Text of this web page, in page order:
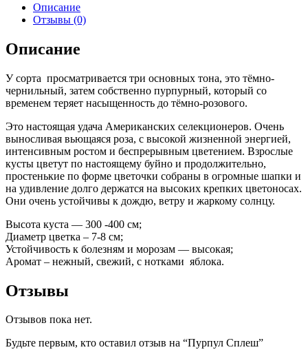
Описание
Отзывы (0)
Описание
У сорта просматривается три основных тона, это тёмно-
чернильный, затем собственно пурпурный, который со
временем теряет насыщенность до тёмно-розового.
Это настоящая удача Американских селекционеров. Очень
выносливая вьющаяся роза, с высокой жизненной энергией,
интенсивным ростом и беспрерывным цветением. Взрослые
кусты цветут по настоящему буйно и продолжительно,
простенькие по форме цветочки собраны в огромные шапки и
на удивление долго держатся на высоких крепких цветоносах.
Они очень устойчивы к дождю, ветру и жаркому солнцу.
Высота куста — 300 -400 см;
Диаметр цветка – 7-8 см;
Устойчивость к болезням и морозам — высокая;
Аромат – нежный, свежий, с нотками яблока.
Отзывы
Отзывов пока нет.
Будьте первым, кто оставил отзыв на “Пурпул Сплеш”